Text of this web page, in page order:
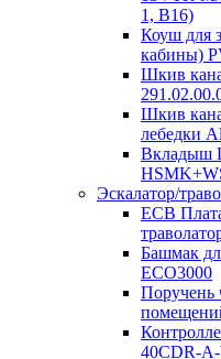
1, B16)
Коуш для
кабины)
Шкив
Шкив
лебедки
Вкладыш
Эскалатор/
ECB
Башмак
ECO3000
Поручень
40CDR-A-